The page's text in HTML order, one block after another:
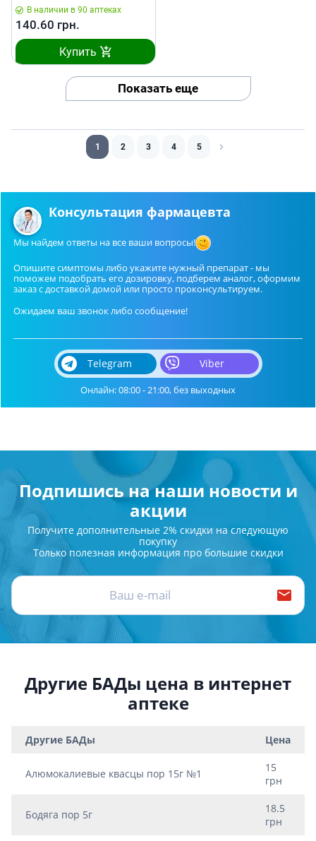
В наличии в 90 аптеках
140.60 грн.
Купить
Показать еще
1 2 3 4 5
Консультация фармацевта
Мы найдем ответы на все ваши вопросы!
Опишите симптомы либо укажите нужный препарат - мы
поможем подобрать его дозировку, подберем аналог, оформим
заказ с доставкой домой или просто проконсультируем.
Ожидаем ваш звонок либо сообщение!
Telegram Viber
Онлайн: 08:00 - 21:00, без выходных
Подпишись на наши новости и
акции
Получите дополнительные 2% скидки на следующую
покупку
Только полезная информация про большие скидки
Другие БАДы цена в интернет
аптеке
Другие БАДы Цена
Алюмокалиевые квасцы пор 15г №1
15
грн
Бодяга пор 5г
18.5
грн